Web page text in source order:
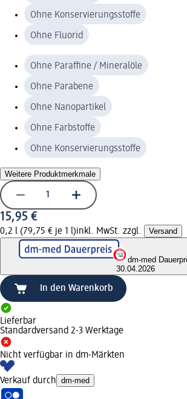
Ohne Konservierungsstoffe
Ohne Fluorid
Ohne Paraffine / Mineralöle
Ohne Parabene
Ohne Nanopartikel
Ohne Farbstoffe
Ohne Konservierungsstoffe
Weitere Produktmerkmale
15,95 €
0,2 l (79,75 € je 1 l)inkl. MwSt. zzgl. Versand
dm-med
30.04.2026
In den Warenkorb
Lieferbar
Standardversand 2-3 Werktage
Nicht verfügbar in dm-Märkten
Verkauf durch dm-med